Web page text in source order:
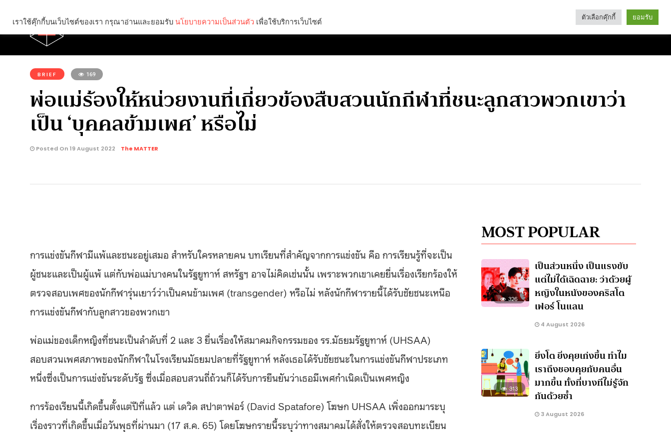
Categories
คุณกำลังอ่าน:
BRIEF 169
พ่อแม่ร้องให้หน่วยงานที่เกี่ยวข้องสืบสวนนักกีฬาที่ชนะลูกสาวพวกเขาว่า
เป็น ‘บุคคลข้ามเพศ’ หรือไม่
Posted On 19 August 2022 The MATTER
การแข่งขันกีฬามีแพ้และชนะอยู่เสมอ สำหรับใครหลายคน บทเรียนที่สำคัญจากการแข่งขัน คือ การเรียนรู้ที่จะเป็น
ผู้ชนะและเป็นผู้แพ้ แต่กับพ่อแม่บางคนในรัฐยูทาห์ สหรัฐฯ อาจไม่คิดเช่นนั้น เพราะพวกเขาเคยยื่นเรื่องเรียกร้องให้
ตรวจสอบเพศของนักกีฬารุ่นเยาว์ว่าเป็นคนข้ามเพศ (transgender) หรือไม่ หลังนักกีฬารายนี้ได้รับชัยชนะเหนือ
การแข่งขันกีฬากับลูกสาวของพวกเขา
พ่อแม่ของเด็กหญิงที่ชนะเป็นลำดับที่ 2 และ 3ยื่นเรื่องให้สมาคมกิจกรรมของ รรมัธยมรัฐยูทาห์ (UHSAA)
สอบสวนเพศสภาพของนักกีฬาในโรงเรียนมัธยมปลายที่รัฐยูทาห์ หลังเธอได้รับชัยชนะในการแข่งขันกีฬาประเภท
หนึ่งซึ่งเป็นการแข่งขันระดับรัฐ ซึ่งเมื่อสอบสวนถี่ถ้วนก็ได้รับการยืนยันว่าเธอมีเพศกำเนิดเป็นเพศหญิง
การร้องเรียนนี้เกิดขึ้นตั้งแต่ปีที่แล้ว แต่ เดวิด สปาตาฟอร์ (David Spatafore)โฆษก UHSAA เพิ่งออกมาระบุ
เรื่องราวที่เกิดขึ้นเมื่อวันพุธที่ผ่านมา (17 ส ค . 65)โดยโฆษกรายนี้ระบุว่าทางสมาคมได้สั่งให้ตรวจสอบทะเบียน
MOST POPULAR
326
เป็นส่วนหนึ่ง เป็นแรงขับ
แต่ไม่ได้เฉิดฉาย: ว่าด้วยผู้
หญิงในหนังของคริสโต
เฟอร์ โนแลน
4 August 2026
313
ยิ่งโต ยิ่งคุยเก่งขึ้น ทำไม
เราถึงชอบคุยกับคนอื่น
มากขึ้น ทั้งที่บางทีไม่รู้จัก
กันด้วยซ้ำ
3 August 2026
เราใช้คุ๊กกี้บนเว็บไซต์ของเรา กรุณาอ่านและยอมรับ นโยบายความเป็นส่วนตัว เพื่อใช้บริการเว็บไซต์ ตัวเลือกคุ๊กกี้ ยอมรับ